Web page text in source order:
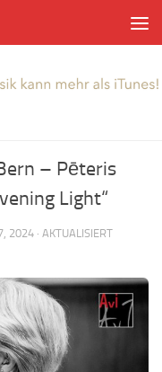
– Pēteris
Light“
2024 · AKTUALISIERT